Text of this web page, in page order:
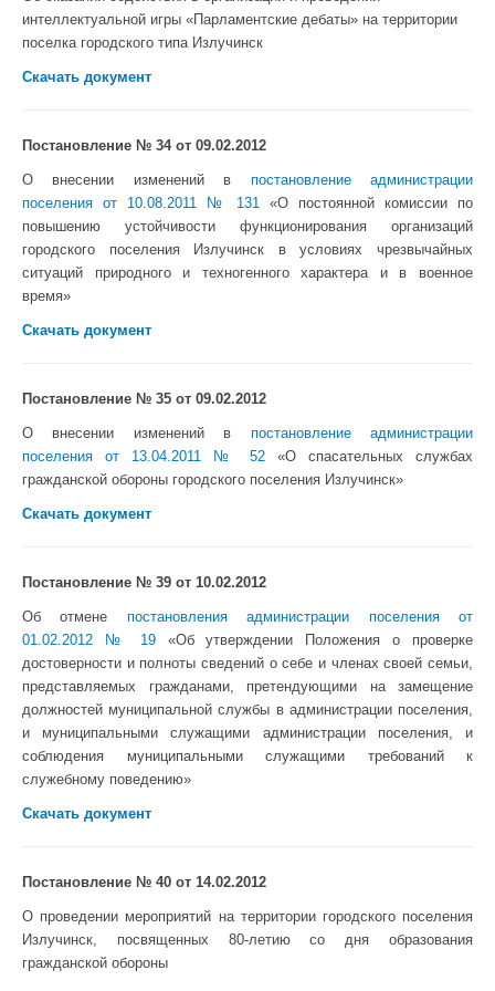
интеллектуальной игры «Парламентские дебаты» на территории
поселка городского типа Излучинск
Скачать документ
Постановление № 34 от 09.02.2012
О внесении изменений в постановление администрации
поселения от 10.08.2011 № 131 «О постоянной комиссии по
повышению устойчивости функционирования организаций
городского поселения Излучинск в условиях чрезвычайных
ситуаций природного и техногенного характера и в военное
время»
Скачать документ
Постановление № 35 от 09.02.2012
О внесении изменений в постановление администрации
поселения от 13.04.2011 № 52«О спасательных службах
гражданской обороны городского поселения Излучинск»
Скачать документ
Постановление № 39 от 10.02.2012
Об отмене постановленияадминистрации поселения от
01.02.2012 № 19«Об утверждении Положения о проверке
достоверности и полноты сведений о себе и членах своей семьи,
представляемых гражданами, претендующими на замещение
должностей муниципальной службы в администрации поселения,
и муниципальными служащими администрации поселения, и
соблюдения муниципальными служащими требований к
служебному поведению»
Скачать документ
Постановление № 40 от 14.02.2012
О проведении мероприятий на территории городского поселения
Излучинск, посвященных 80-летию со дня образования
гражданской обороны